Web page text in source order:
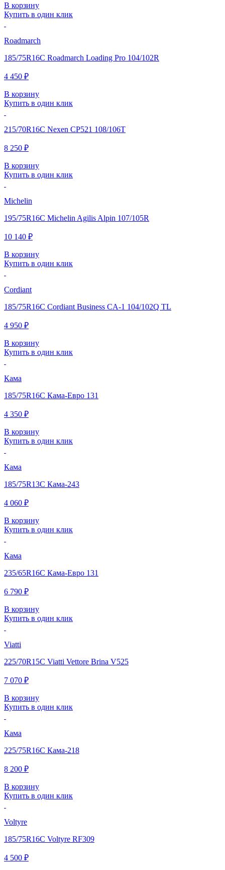
В корзину
Купить в один клик
Roadmarch
185/75R16C Roadmarch Loading Pro 104/102R
4 450 ₽
В корзину
Купить в один клик
215/70R16C Nexen CP521 108/106T
8 250 ₽
В корзину
Купить в один клик
Michelin
195/75R16C Michelin Agilis Alpin 107/105R
10 140 ₽
В корзину
Купить в один клик
Cordiant
185/75R16C Cordiant Business CA-1 104/102Q TL
4 950 ₽
В корзину
Купить в один клик
Кама
185/75R16C Кама-Евро 131
4 350 ₽
В корзину
Купить в один клик
Кама
185/75R13C Кама-243
4 060 ₽
В корзину
Купить в один клик
Кама
235/65R16C Кама-Евро 131
6 790 ₽
В корзину
Купить в один клик
Viatti
225/70R15C Viatti Vettore Brina V525
7 070 ₽
В корзину
Купить в один клик
Кама
225/75R16C Кама-218
8 200 ₽
В корзину
Купить в один клик
Voltyre
185/75R16C Voltyre RF309
4 500 ₽